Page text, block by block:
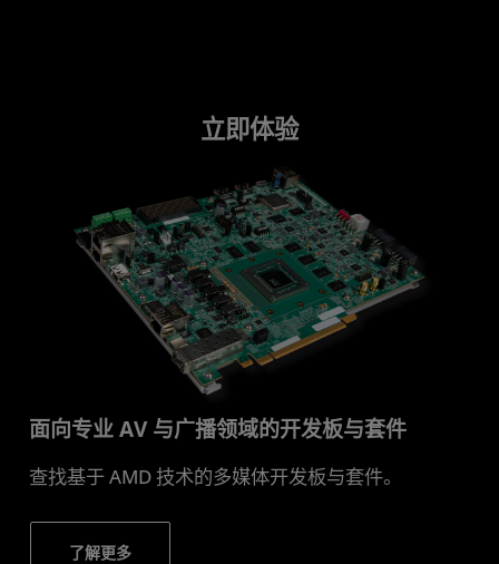
立即体验
面向专业 AV 与广播领域的开发板与套件
查找基于 AMD 技术的多媒体开发板与套件。
了解更多